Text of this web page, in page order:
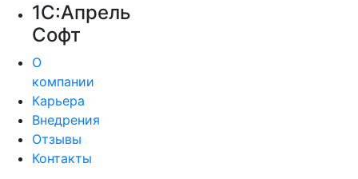
1С:Апрель
Софт
О
компании
Карьера
Внедрения
Отзывы
Контакты